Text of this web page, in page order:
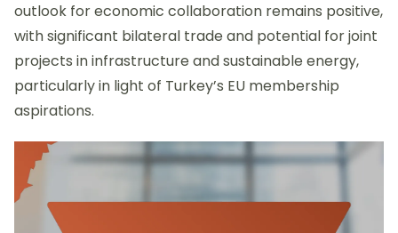
outlook for economic collaboration remains positive,
with significant bilateral trade and potential for joint
projects in infrastructure and sustainable energy,
particularly in light of Turkey’s EU membership
aspirations.